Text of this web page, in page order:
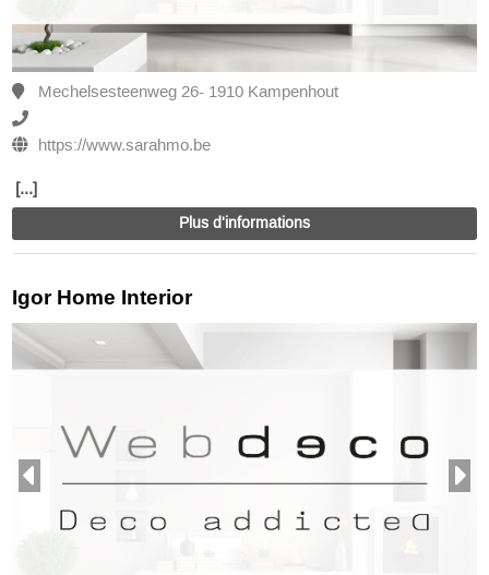
Mechelsesteenweg 26- 1910 Kampenhout
https://www.sarahmo.be
[...]
Plus d'informations
Igor Home Interior